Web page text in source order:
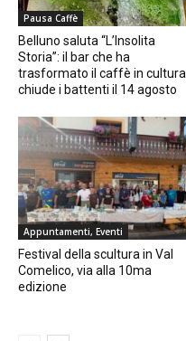
Pausa Caffè
Belluno saluta “L’Insolita
Storia”: il bar che ha
trasformato il caffè in cultura
chiude i battenti il 14 agosto
Appuntamenti, Eventi
Festival della scultura in Val
Comelico, via alla 10ma
edizione